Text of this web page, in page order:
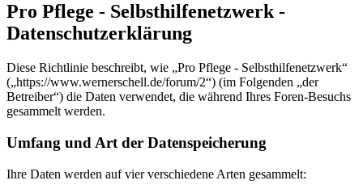
Pro Pflege - Selbsthilfenetzwerk -
Datenschutzerklärung
Diese Richtlinie beschreibt, wie „Pro Pflege - Selbsthilfenetzwerk“
(„https://www.wernerschell.de/forum/2“) (im Folgenden „der
Betreiber“) die Daten verwendet, die während Ihres Foren-Besuchs
gesammelt werden.
Umfang und Art der Datenspeicherung
Ihre Daten werden auf vier verschiedene Arten gesammelt: